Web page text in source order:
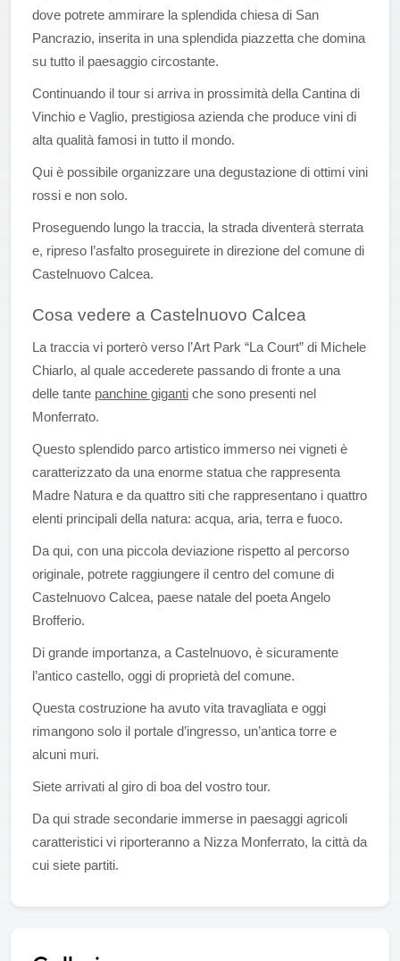
dove potrete ammirare la splendida chiesa di San
Pancrazio, inserita in una splendida piazzetta che domina
su tutto il paesaggio circostante.
Continuando il tour si arriva in prossimità della Cantina di
Vinchio e Vaglio, prestigiosa azienda che produce vini di
alta qualità famosi in tutto il mondo.
Qui è possibile organizzare una degustazione di ottimi vini
rossi e non solo.
Proseguendo lungo la traccia, la strada diventerà sterrata
e, ripreso l’asfalto proseguirete in direzione del comune di
Castelnuovo Calcea.
Cosa vedere a Castelnuovo Calcea
La traccia vi porterò verso l’Art Park “La Court” di Michele
Chiarlo, al quale accederete passando di fronte a una
delle tante panchine giganti che sono presenti nel
Monferrato.
Questo splendido parco artistico immerso nei vigneti è
caratterizzato da una enorme statua che rappresenta
Madre Natura e da quattro siti che rappresentano i quattro
elenti principali della natura: acqua, aria, terra e fuoco.
Da qui, con una piccola deviazione rispetto al percorso
originale, potrete raggiungere il centro del comune di
Castelnuovo Calcea, paese natale del poeta Angelo
Brofferio.
Di grande importanza, a Castelnuovo, è sicuramente
l’antico castello, oggi di proprietà del comune.
Questa costruzione ha avuto vita travagliata e oggi
rimangono solo il portale d’ingresso, un’antica torre e
alcuni muri.
Siete arrivati al giro di boa del vostro tour.
Da qui strade secondarie immerse in paesaggi agricoli
caratteristici vi riporteranno a Nizza Monferrato, la città da
cui siete partiti.